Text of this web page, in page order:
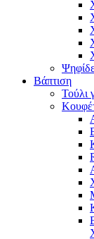
Βάπτιση
Τούλι